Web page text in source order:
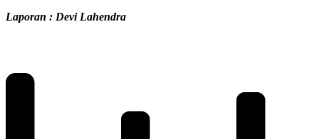
Laporan : Devi Lahendra